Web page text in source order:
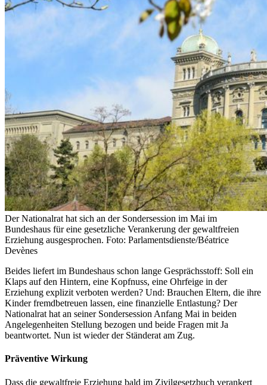
Der Nationalrat hat sich an der Sondersession im Mai im
Bundeshaus für eine gesetzliche Verankerung der gewaltfreien
Erziehung ausgesprochen. Foto: Parlamentsdienste/Béatrice
Devènes
Beides liefert im Bundeshaus schon lange Gesprächsstoff: Soll ein
Klaps auf den Hintern, eine Kopfnuss, eine Ohrfeige in der
Erziehung explizit verboten werden? Und: Brauchen Eltern, die ihre
Kinder fremdbetreuen lassen, eine finanzielle Entlastung? Der
Nationalrat hat an seiner Sondersession Anfang Mai in beiden
Angelegenheiten Stellung bezogen und beide Fragen mit Ja
beantwortet. Nun ist wieder der Ständerat am Zug.
Präventive Wirkung
Dass die gewaltfreie Erziehung bald im Zivilgesetzbuch verankert